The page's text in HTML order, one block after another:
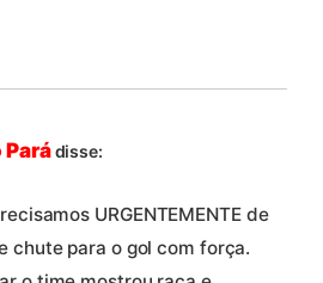
Parádisse:
URGENTEMENTE de
chute para o gol com força.